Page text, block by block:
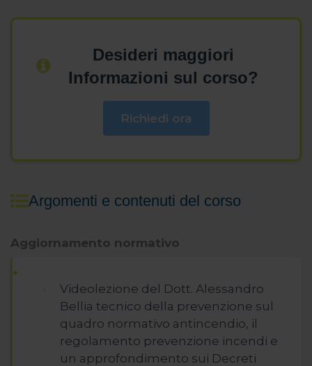
Desideri maggiori
Informazioni sul corso?
Richiedi ora
Argomenti e contenuti del corso
Aggiornamento normativo
Videolezione del Dott. Alessandro
Bellia tecnico della prevenzione sul
quadro normativo antincendio, il
regolamento prevenzione incendi e
un approfondimento sui Decreti